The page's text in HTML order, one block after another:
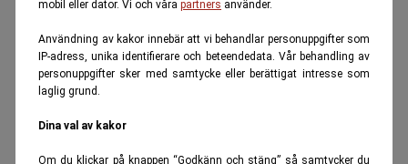
mobil eller dator. Vi och våra partners använder.
Användning av kakor innebär att vi behandlar personuppgifter som
IP-adress, unika identifierare och beteendedata. Vår behandling av
personuppgifter sker med samtycke eller berättigat intresse som
laglig grund.
Dina val av kakor
Om du klickar på knappen “Godkänn och stäng” så samtycker du